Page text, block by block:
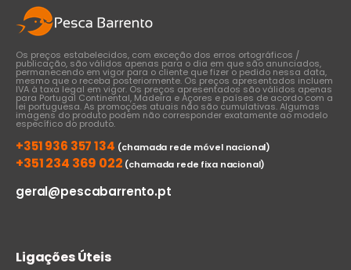
Os preços estabelecidos, com exceção dos erros ortográficos /
publicação, são válidos apenas para o dia em que são anunciados,
permanecendo em vigor para o cliente que fizer o pedido nessa data,
mesmo que o receba posteriormente. Os preços apresentados incluem
IVA à taxa legal em vigor. Os preços apresentados são válidos apenas
para Portugal Continental, Madeira e Açores e países de acordo com a
lei portuguesa. As promoções atuais não são cumulativas. Algumas
imagens do produto podem não corresponder exatamente ao modelo
específico do produto.
+351 936 357 134 (chamada rede móvel nacional)
+351 234 369 022 (chamada rede fixa nacional)
geral@pescabarrento.pt
Ligações Úteis